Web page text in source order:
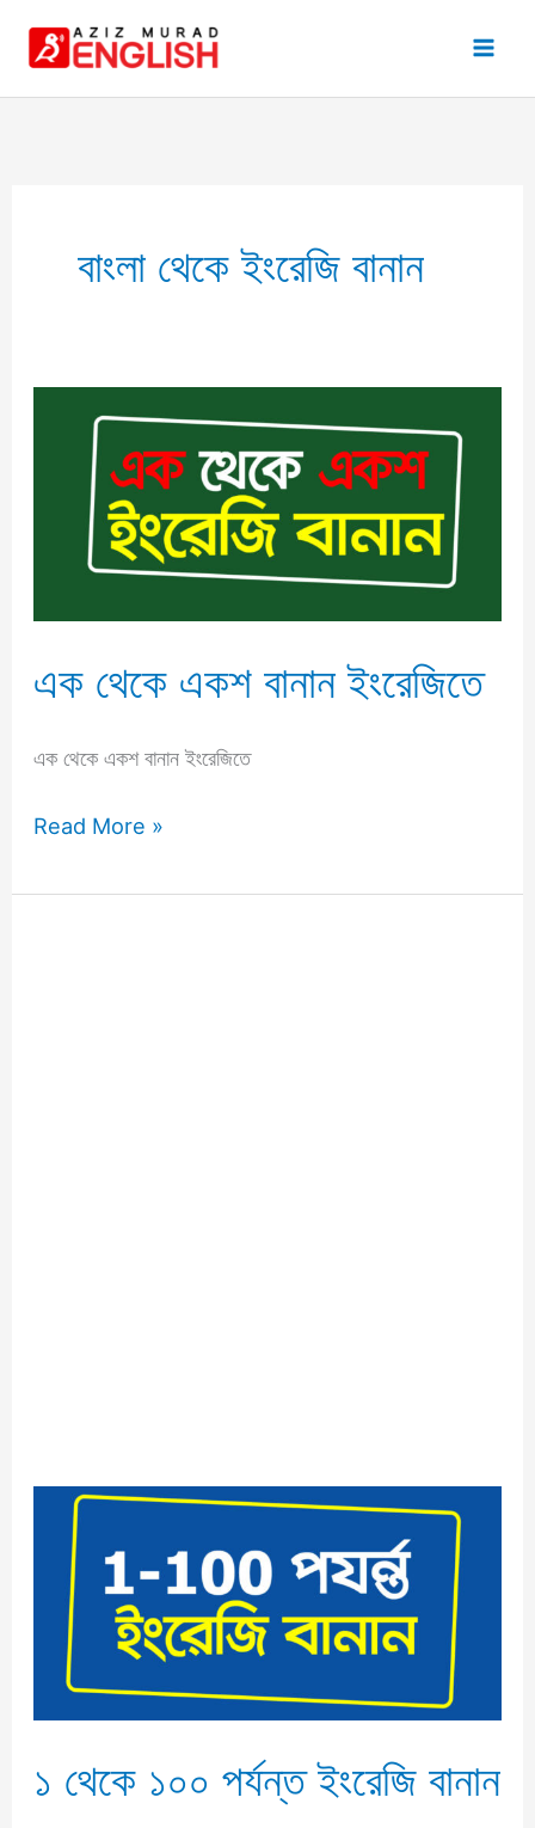
বাংলা থেকে ইংরেজি বানান
এক থেকে একশ বানান ইংরেজিতে
এক থেকে একশ বানান ইংরেজিতে
ইংরেজিতে
Read More »
১ থেকে ১০০ পর্যন্ত ইংরেজি বানান
পর্যন্ত
ইংরেজি
বানান